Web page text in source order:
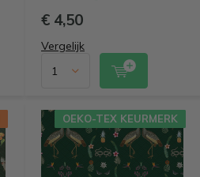
€ 4,50
Vergelijk
OEKO-TEX KEURMERK
OEKO-TEX KEURMERK